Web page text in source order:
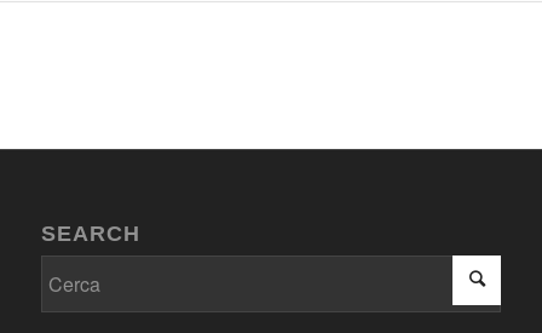
SEARCH